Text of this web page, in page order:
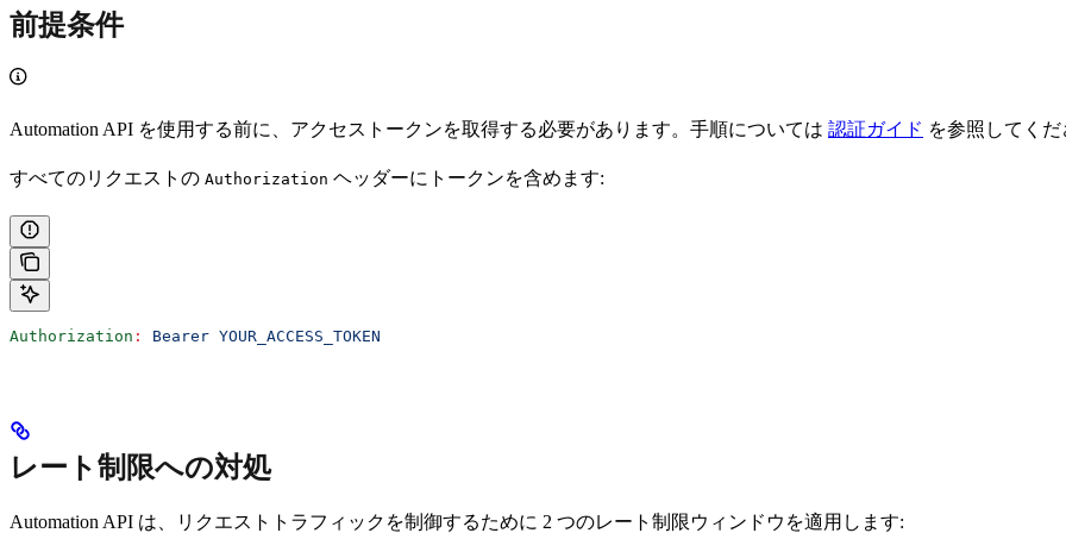
前提条件
Automation API を使用する前に、アクセストークンを取得する必要があります。手順については 認証ガイド を参照してく
すべてのリクエストの Authorization ヘッダーにトークンを含めます:
Authorization : Bearer YOUR_ACCESS_TOKEN
レート制限への対処
Automation API は、リクエストトラフィックを制御するために 2 つのレート制限ウィンドウを適用します: